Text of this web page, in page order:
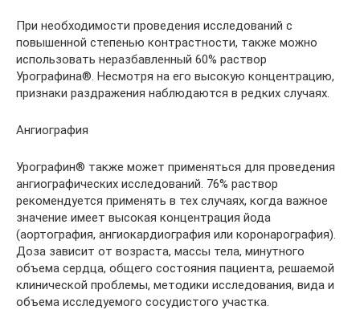
При необходимости проведения исследований с
повышенной степенью контрастности, также можно
использовать неразбавленный 60% раствор
Урографина®. Несмотря на его высокую концентрацию,
признаки раздражения наблюдаются в редких случаях.
Ангиография
Урографин® также может применяться для проведения
ангиографических исследований. 76% раствор
рекомендуется применять в тех случаях, когда важное
значение имеет высокая концентрация йода
(аортография, ангиокардиография или коронарография).
Доза зависит от возраста, массы тела, минутного
объема сердца, общего состояния пациента, решаемой
клинической проблемы, методики исследования, вида и
объема исследуемого сосудистого участка.